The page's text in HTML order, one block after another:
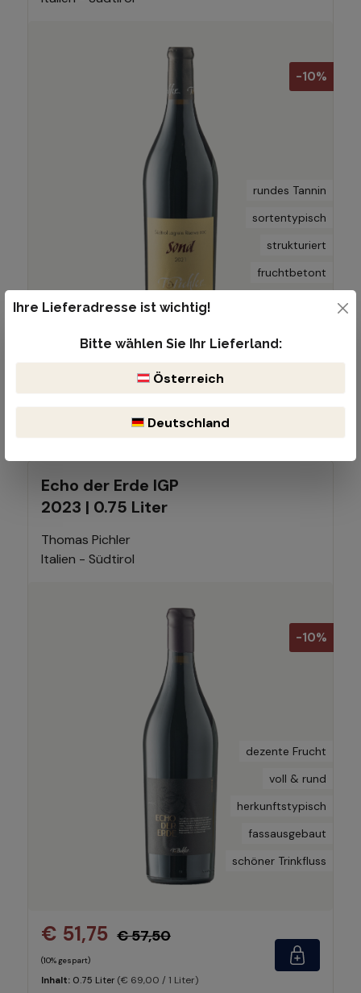
-10%
rundes Tannin
sortentypisch
strukturiert
fruchtbetont
€ 26,90
(€ 32,28 / 1 Liter)
Echo der Erde IGP
2023 | 0.75 Liter
Thomas Pichler
Italien - Südtirol
-10%
dezente Frucht
voll & rund
herkunftstypisch
fassausgebaut
schöner Trinkfluss
€ 51,75 € 57,50
(10% gespart)
Inhalt: 0.75 Liter (€ 69,00 / 1 Liter)
Ihre Lieferadresse ist wichtig!
Bitte wählen Sie Ihr Lieferland:
Österreich
Deutschland